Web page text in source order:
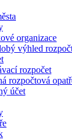
organizace
výhled
rozpočet
rozpočtová
účet